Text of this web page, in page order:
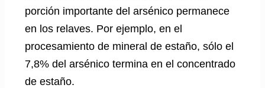
porción importante del arsénico permanece
en los relaves. Por ejemplo, en el
procesamiento de mineral de estaño, sólo el
7,8% del arsénico termina en el concentrado
de estaño.